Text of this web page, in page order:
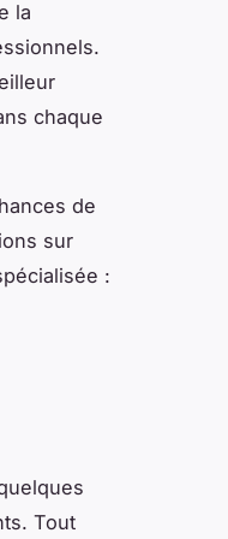
la
chaque
de
sur
:
Tout